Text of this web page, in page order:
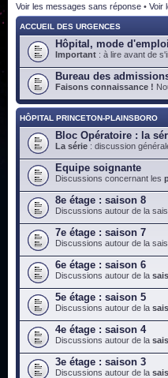
Voir les messages sans réponse • Voir
ACCUEIL DES URGENCES
Hôpital, mode d'emploi
Important : à lire avant de
Bureau des
Faisons connaissance !
HÔPITAL PRINCETON-PLAINSBORO
Bloc Opératoire : la
La série : discussion
Equipe soignante
Discussions concernant les
8e étage : saison 8
Discussions autour de la
7e étage : saison 7
Discussions autour de la
6e étage : saison 6
Discussions autour de la
5e étage : saison 5
Discussions autour de la
4e étage : saison 4
Discussions autour de la
3e étage : saison 3
Discussions autour de la